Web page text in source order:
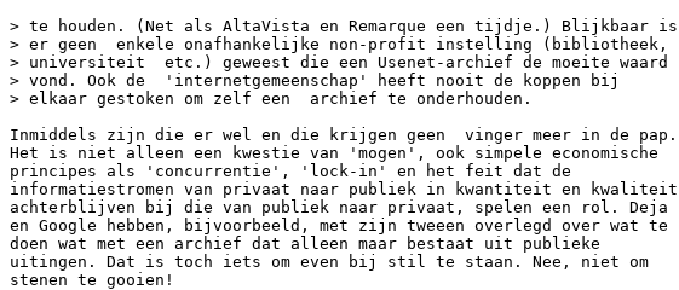
> te houden. (Net als AltaVista en Remarque een tijdje.) Blijkbaar is
> er geen  enkele onafhankelijke non-profit instelling (bibliotheek,
> universiteit  etc.) geweest die een Usenet-archief de moeite waard
> vond. Ook de  'internetgemeenschap' heeft nooit de koppen bij
> elkaar gestoken om zelf een  archief te onderhouden.
Inmiddels zijn die er wel en die krijgen geen  vinger meer in de pap.
Het is niet alleen een kwestie van 'mogen', ook simpele economische
principes als 'concurrentie', 'lock-in' en het feit dat de
informatiestromen van privaat naar publiek in kwantiteit en kwaliteit
achterblijven bij die van publiek naar privaat, spelen een rol. Deja
en Google hebben, bijvoorbeeld, met zijn tweeen overlegd over wat te
doen wat met een archief dat alleen maar bestaat uit publieke
uitingen. Dat is toch iets om even bij stil te staan. Nee, niet om
stenen te gooien!